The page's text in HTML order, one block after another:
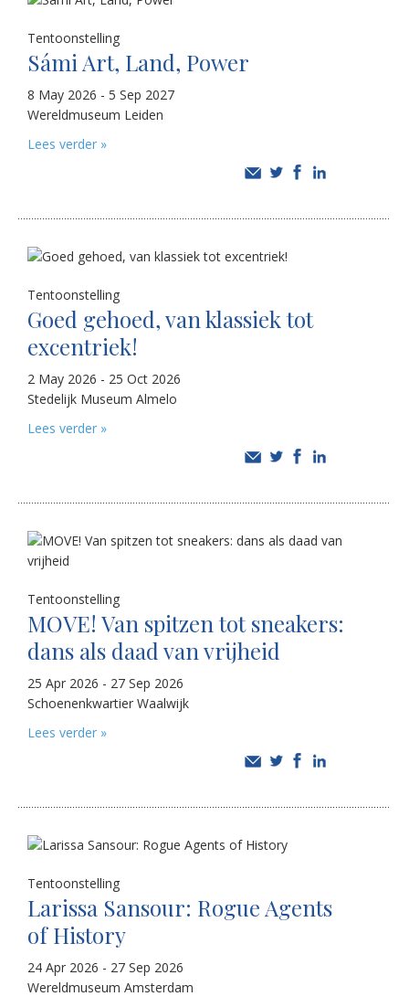
Tentoonstelling
Sámi Art, Land, Power
8 May 2026 - 5 Sep 2027
Wereldmuseum Leiden
Lees verder »
Tentoonstelling
Goed gehoed, van klassiek tot
excentriek!
2 May 2026 - 25 Oct 2026
Stedelijk Museum Almelo
Lees verder »
Tentoonstelling
MOVE! Van spitzen tot sneakers:
dans als daad van vrijheid
25 Apr 2026 - 27 Sep 2026
Schoenenkwartier Waalwijk
Lees verder »
Tentoonstelling
Larissa Sansour: Rogue Agents
of History
24 Apr 2026 - 27 Sep 2026
Wereldmuseum Amsterdam